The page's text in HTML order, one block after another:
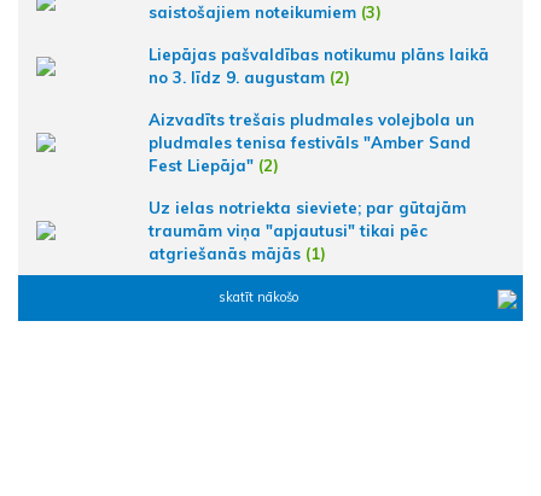
saistošajiem noteikumiem (3)
Liepājas pašvaldības notikumu plāns laikā
no 3. līdz 9. augustam (2)
Aizvadīts trešais pludmales volejbola un
pludmales tenisa festivāls "Amber Sand
Fest Liepāja" (2)
Uz ielas notriekta sieviete; par gūtajām
traumām viņa "apjautusi" tikai pēc
atgriešanās mājās (1)
skatīt nākošo